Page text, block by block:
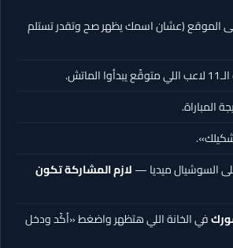
الموقع (عشان اسمك يظهر صح وتقدر تستلم
المباراة.
السوشيال ميديا —لازم المشاركة تكون
في الخانة اللي هتظهر واضغط «أكّد ودخل